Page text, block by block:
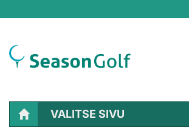
VALITSE SIVU